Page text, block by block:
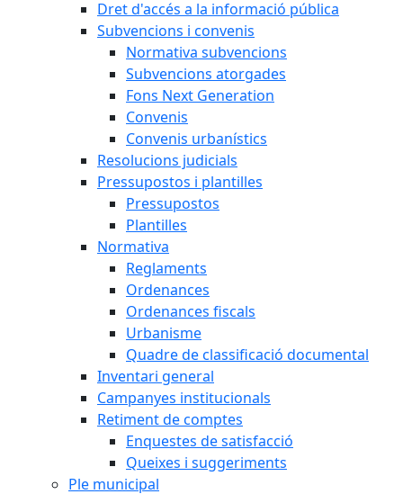
Dret d'accés a la informació pública
Subvencions i convenis
Normativa subvencions
Subvencions atorgades
Fons Next Generation
Convenis
Convenis urbanístics
Resolucions judicials
Pressupostos i plantilles
Pressupostos
Plantilles
Normativa
Reglaments
Ordenances
Ordenances fiscals
Urbanisme
Quadre de classificació documental
Inventari general
Campanyes institucionals
Retiment de comptes
Enquestes de satisfacció
Queixes i suggeriments
Ple municipal